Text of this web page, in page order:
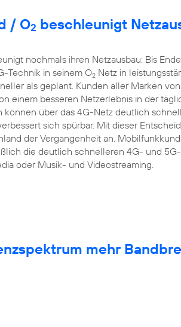
/ O2 beschleunigt
nochmals ihren Netzausbau: Bis
Technik in seinem O2 Netz in
als geplant. Kunden aller Marken
einem besseren Netzerlebnis in der
können über das 4G-Netz deutlich
sich spürbar. Mit dieser
der Vergangenheit an.
die deutlich schnelleren 4G- und
oder Musik- und Videostreaming.
mehr